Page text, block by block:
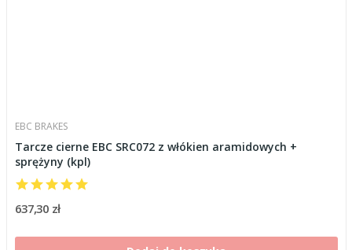
EBC BRAKES
Tarcze cierne EBC SRC072 z włókien aramidowych +
sprężyny (kpl)
637,30 zł